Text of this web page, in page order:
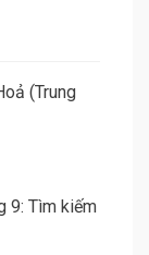
(Trung
9: Tìm kiếm